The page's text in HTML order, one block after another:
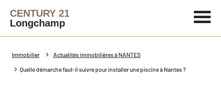
CENTURY 21
Longchamp
Immobilier Actualités immobilières à NANTES
Quelle démarche faut-il suivre pour installer une piscine à Nantes ?